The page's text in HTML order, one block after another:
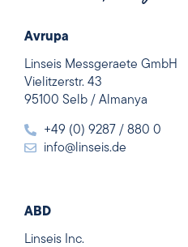
Avrupa
Linseis Messgeraete GmbH
Vielitzerstr. 43
95100 Selb / Almanya
+49 (0) 9287 / 880 0
info@linseis.de
ABD
Linseis Inc.